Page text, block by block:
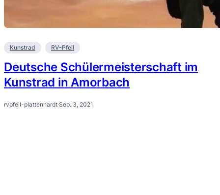
Kunstrad RV-Pfeil
Deutsche Schülermeisterschaft im
Kunstrad in Amorbach
rvpfeil-plattenhardt·Sep. 3, 2021